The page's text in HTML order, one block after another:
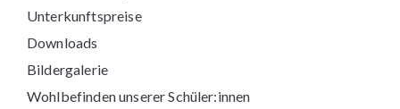
Unterkunftspreise
Downloads
Bildergalerie
Wohlbefinden unserer Schüler:innen